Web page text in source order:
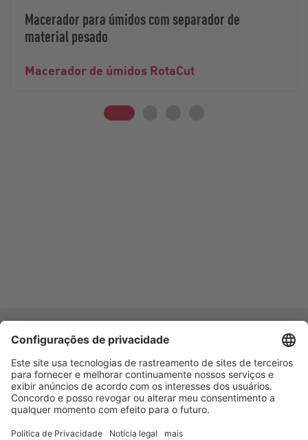
Macerador para úmidos com separador de
material pesado
Macerador de úmidos RotaCut
Vogelsang -
Leading in technology